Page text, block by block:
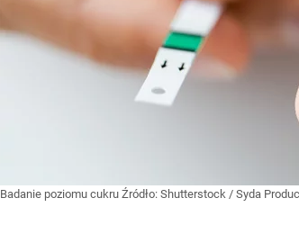
Badanie poziomu cukru Źródło: Shutterstock / Syda